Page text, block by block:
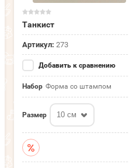
Танкист
Артикул: 273
Добавить к сравнению
Набор Форма со штампом
Размер 10 см